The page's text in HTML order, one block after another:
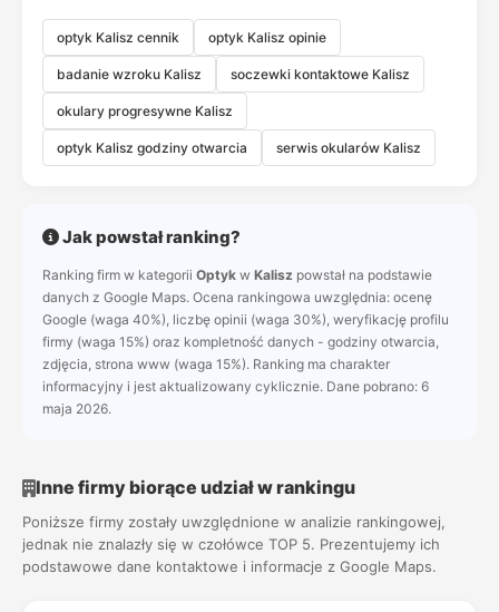
optyk Kalisz cennik optyk Kalisz opinie
badanie wzroku Kalisz soczewki kontaktowe Kalisz
okulary progresywne Kalisz
optyk Kalisz godziny otwarcia serwis okularów Kalisz
Jak powstał ranking?
Ranking firm w kategorii Optyk w Kalisz powstał na podstawie
danych z Google Maps. Ocena rankingowa uwzględnia: ocenę
Google (waga 40%), liczbę opinii (waga 30%), weryfikację profilu
firmy (waga 15%) oraz kompletność danych - godziny otwarcia,
zdjęcia, strona www (waga 15%). Ranking ma charakter
informacyjny i jest aktualizowany cyklicznie. Dane pobrano: 6
maja 2026.
Inne firmy biorące udział w rankingu
Poniższe firmy zostały uwzględnione w analizie rankingowej,
jednak nie znalazły się w czołówce TOP 5. Prezentujemy ich
podstawowe dane kontaktowe i informacje z Google Maps.